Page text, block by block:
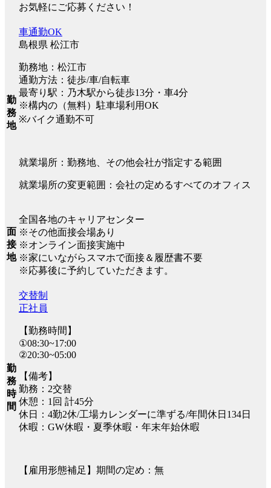
お気軽にご応募ください！
勤
務
地
車通勤OK
島根県 松江市
勤務地：松江市
通勤方法：徒歩/車/自転車
最寄り駅：乃木駅から徒歩13分・車4分
※構内の（無料）駐車場利用OK
※バイク通勤不可
就業場所：勤務地、その他会社が指定する範囲
就業場所の変更範囲：会社の定めるすべてのオフィス
面
接
地
全国各地のキャリアセンター
※その他面接会場あり
※オンライン面接実施中
※家にいながらスマホで面接＆履歴書不要
※応募後に予約していただきます。
勤
務
時
間
交替制
正社員
【勤務時間】
①08:30~17:00
②20:30~05:00
【備考】
勤務：2交替
休憩：1回 計45分
休日：4勤2休/工場カレンダーに準ずる/年間休日134日
休暇：GW休暇・夏季休暇・年末年始休暇
【雇用形態補足】期間の定め：無